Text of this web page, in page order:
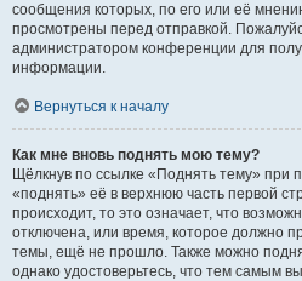
сообщения которых, по его или её
просмотрены перед отправкой.
администратором конференции для
информации.
Вернуться к началу
Как мне вновь поднять мою тему?
Щёлкнув по ссылке «Поднять тему» при
«поднять» её в верхнюю часть первой
происходит, то это означает, что
отключена, или время, которое должно
темы, ещё не прошло. Также можно
однако удостоверьтесь, что тем самым